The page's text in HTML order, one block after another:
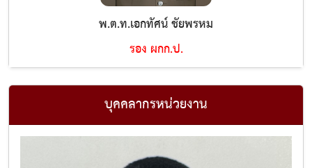
พ.ต.ท.เอกทัศน์ ชัยพรหม
รอง ผกก.ป.
บุคคลากรหน่วยงาน